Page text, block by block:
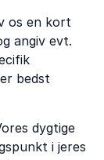
os en kort
angiv evt.
bedst
dygtige
i jeres